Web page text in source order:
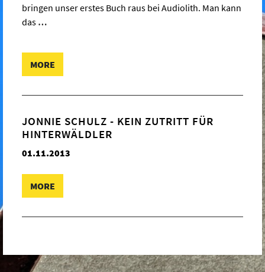
bringen unser erstes Buch raus bei Audiolith. Man kann
das …
MORE
JONNIE SCHULZ - KEIN ZUTRITT FÜR
HINTERWÄLDLER
01.11.2013
MORE